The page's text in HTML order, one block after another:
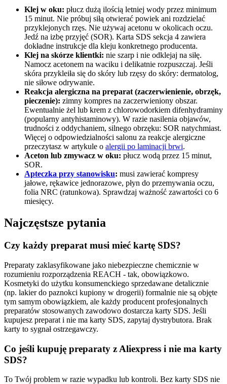
Klej w oku: płucz dużą ilością letniej wody przez minimum
15 minut. Nie próbuj siłą otwierać powiek ani rozdzielać
przyklejonych rzęs. Nie używaj acetonu w okolicach oczu.
Jedź na izbę przyjęć (SOR). Karta SDS sekcja 4 zawiera
dokładne instrukcje dla kleju konkretnego producenta.
Klej na skórze klientki: nie szarp i nie odklejaj na siłę.
Namocz acetonem na waciku i delikatnie rozpuszczaj. Jeśli
skóra przykleiła się do skóry lub rzęsy do skóry: dermatolog,
nie siłowe odrywanie.
Reakcja alergiczna na preparat (zaczerwienienie, obrzęk,
pieczenie): zimny kompres na zaczerwieniony obszar.
Ewentualnie żel lub krem z chlorowodorkiem difenhydraminy
(popularny antyhistaminowy). W razie nasilenia objawów,
trudności z oddychaniem, silnego obrzęku: SOR natychmiast.
Więcej o odpowiedzialności salonu za reakcje alergiczne
przeczytasz w artykule o alergii po laminacji brwi.
Aceton lub zmywacz w oku: płucz wodą przez 15 minut,
SOR.
Apteczka przy stanowisku: musi zawierać kompresy
jałowe, rękawice jednorazowe, płyn do przemywania oczu,
folia NRC (ratunkowa). Sprawdzaj ważność zawartości co 6
miesięcy.
Najczęstsze pytania
Czy każdy preparat musi mieć kartę SDS?
Preparaty zaklasyfikowane jako niebezpieczne chemicznie w
rozumieniu rozporządzenia REACH - tak, obowiązkowo.
Kosmetyki do użytku konsumenckiego sprzedawane detalicznie
(np. lakier do paznokci kupiony w drogerii) formalnie nie są objęte
tym samym obowiązkiem, ale każdy producent profesjonalnych
preparatów stosowanych zawodowo dostarcza karty SDS. Jeśli
kupujesz preparat i nie ma karty SDS, zapytaj dystrybutora. Brak
karty to sygnał ostrzegawczy.
Co jeśli kupuję preparaty z Aliexpress i nie ma karty
SDS?
To Twój problem w razie wypadku lub kontroli. Bez karty SDS nie